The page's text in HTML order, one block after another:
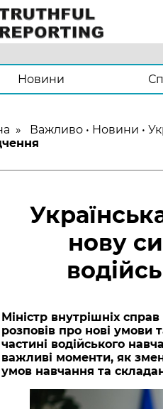
Новини
» Важливо • Новини •
нову
Міністр внутрішніх
розповів про нові умови
частині водійського
важливі моменти, як
умов навчання та